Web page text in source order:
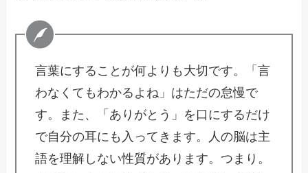
言葉にすることが何よりも大切です。「言
わなくてもわかるよね」はただの怠慢で
す。また、「ありがとう」を口にするだけ
で自分の耳にも入ってきます。人の脳は主
語を理解しない性質があります。つまり。